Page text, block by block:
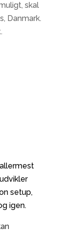
skal
Danmark.
setup,
igen.